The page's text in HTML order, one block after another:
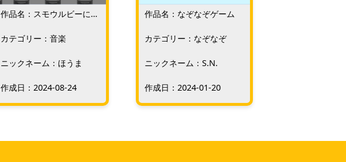
作品名：スモウルビーによ
カテゴリー：音楽
ニックネーム：ほうま
作成日：2024-08-24
作品名：なぞなぞゲーム
カテゴリー：なぞなぞ
ニックネーム：S.N.
作成日：2024-01-20